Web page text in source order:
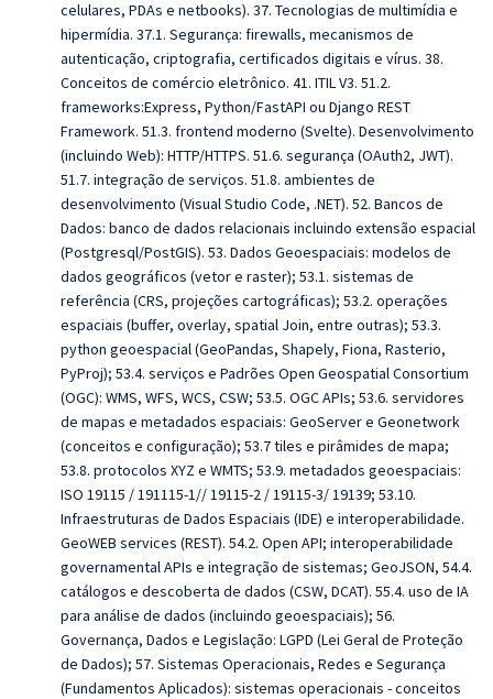
celulares, PDAs e netbooks). 37. Tecnologias de multimídia e
hipermídia. 37.1. Segurança: firewalls, mecanismos de
autenticação, criptografia, certificados digitais e vírus. 38.
Conceitos de comércio eletrônico. 41. ITIL V3. 51.2.
frameworks:Express, Python/FastAPI ou Django REST
Framework. 51.3. frontend moderno (Svelte). Desenvolvimento
(incluindo Web): HTTP/HTTPS. 51.6. segurança (OAuth2, JWT).
51.7. integração de serviços. 51.8. ambientes de
desenvolvimento (Visual Studio Code, .NET). 52. Bancos de
Dados: banco de dados relacionais incluindo extensão espacial
(Postgresql/PostGIS). 53. Dados Geoespaciais: modelos de
dados geográficos (vetor e raster); 53.1. sistemas de
referência (CRS, projeções cartográficas); 53.2. operações
espaciais (buffer, overlay, spatial Join, entre outras); 53.3.
python geoespacial (GeoPandas, Shapely, Fiona, Rasterio,
PyProj); 53.4. serviços e Padrões Open Geospatial Consortium
(OGC): WMS, WFS, WCS, CSW; 53.5. OGC APIs; 53.6. servidores
de mapas e metadados espaciais: GeoServer e Geonetwork
(conceitos e configuração); 53.7 tiles e pirâmides de mapa;
53.8. protocolos XYZ e WMTS; 53.9. metadados geoespaciais:
ISO 19115 / 191115-1// 19115-2 / 19115-3/ 19139; 53.10.
Infraestruturas de Dados Espaciais (IDE) e interoperabilidade.
GeoWEB services (REST). 54.2. Open API; interoperabilidade
governamental APIs e integração de sistemas; GeoJSON, 54.4.
catálogos e descoberta de dados (CSW, DCAT). 55.4. uso de IA
para análise de dados (incluindo geoespaciais); 56.
Governança, Dados e Legislação: LGPD (Lei Geral de Proteção
de Dados); 57. Sistemas Operacionais, Redes e Segurança
(Fundamentos Aplicados): sistemas operacionais - conceitos